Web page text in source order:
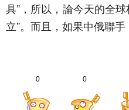
具”，所以，論今天的全
立”。而且，如果中俄聯手，
0 0